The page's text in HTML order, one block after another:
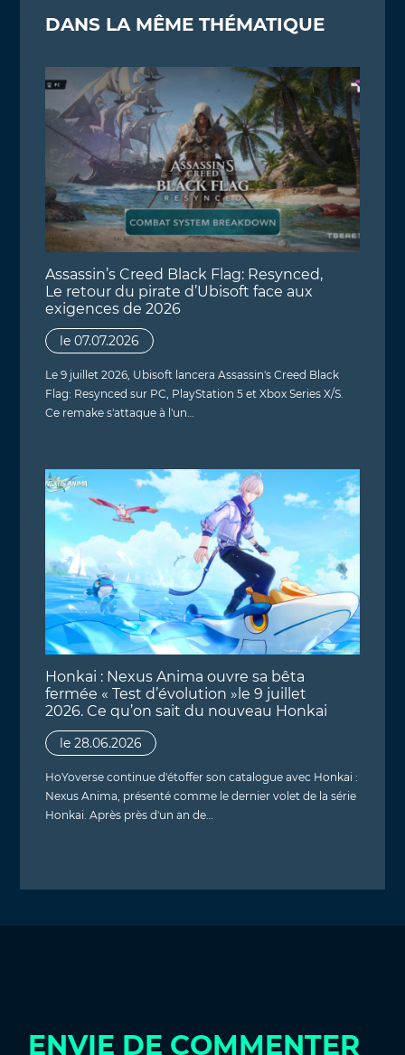
DANS LA MÊME THÉMATIQUE
Assassin’s Creed Black Flag: Resynced,
Le retour du pirate d’Ubisoft face aux
exigences de 2026
le 07.07.2026
Le 9 juillet 2026, Ubisoft lancera Assassin's Creed Black
Flag: Resynced sur PC, PlayStation 5 et Xbox Series X/S.
Ce remake s'attaque à l'un…
Honkai : Nexus Anima ouvre sa bêta
fermée « Test d’évolution »le 9 juillet
2026. Ce qu’on sait du nouveau Honkai
le 28.06.2026
HoYoverse continue d'étoffer son catalogue avec Honkai :
Nexus Anima, présenté comme le dernier volet de la série
Honkai. Après près d'un an de…
ENVIE DE COMMENTER